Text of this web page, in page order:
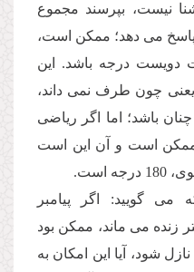
نیست، بپرسند مجموع
مى دهد؛ ممكن است،
درجه باشد. این
یعنى چون طرف نمى داند،
باشد؛ اما اگر ریاضى
ممكن است و آن این است
است.
گویید: اگر پیامبر
زنده مى ماند، ممكن بود
شود، آیا این امكان به